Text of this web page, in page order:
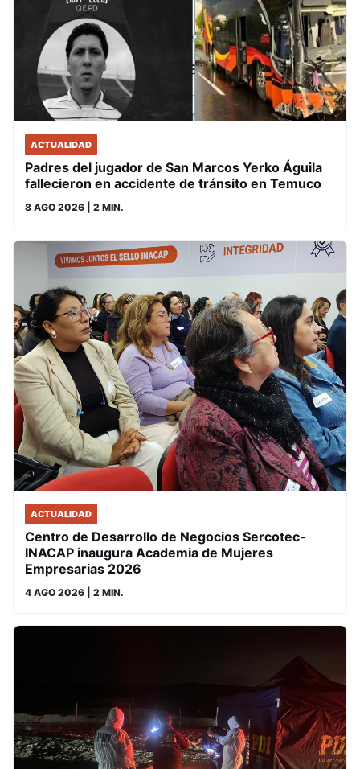
ACTUALIDAD
Padres del jugador de San Marcos Yerko Águila
fallecieron en accidente de tránsito en Temuco
8 AGO 2026 | 2 MIN.
ACTUALIDAD
Centro de Desarrollo de Negocios Sercotec-
INACAP inaugura Academia de Mujeres
Empresarias 2026
4 AGO 2026 | 2 MIN.